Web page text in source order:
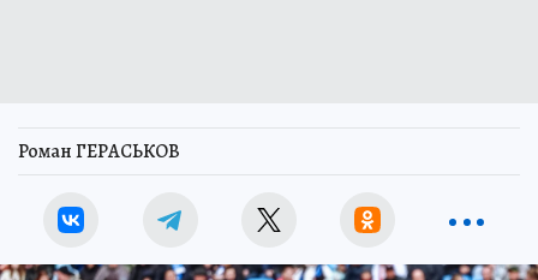
Роман ГЕРАСЬКОВ